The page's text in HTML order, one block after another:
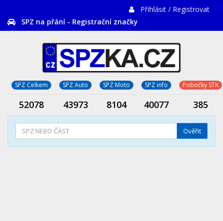
Přihlásit / Registrovat
SPZ na přání - Registrační značky
SPZ Celkem SPZ Auto SPZ Moto SPZ info Pobočky STK
52078 43973 8104 40077 385
Ověřit